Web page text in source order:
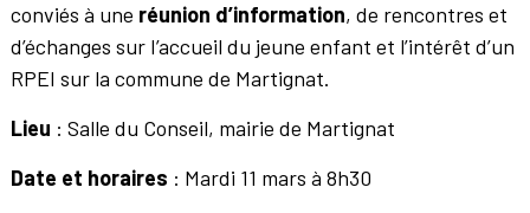
conviés à une réunion d’information, de rencontres et
d’échanges sur I’accueil du jeune enfant et l’intérêt d’un
RPEI sur la commune de Martignat.
Lieu : Salle du Conseil, mairie de Martignat
Date et horaires : Mardi 11 mars à 8h30